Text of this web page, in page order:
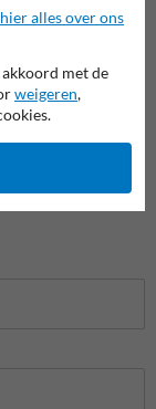
en bordjes
hier alles over ons
met de
weigeren,